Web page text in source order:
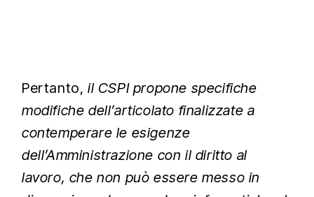
Pertanto, il CSPI propone specifiche
modifiche dell’articolato finalizzate a
contemperare le esigenze
dell’Amministrazione con il diritto al
lavoro, che non può essere messo in